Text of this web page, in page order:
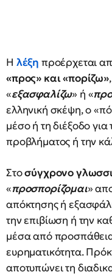
Η λέξη προέρχεται
«προς» και «πορίζω»
«εξασφαλίζω» ή «
ελληνική σκέψη, ο
μέσο ή τη διέξοδο για
προβλήματος ή την
Στοσύγχρονο
«προσπορίζομαι»
απόκτησης ή
την επιβίωση ή την
μέσα από
ευρηματικότητα.
αποτυπώνει τη